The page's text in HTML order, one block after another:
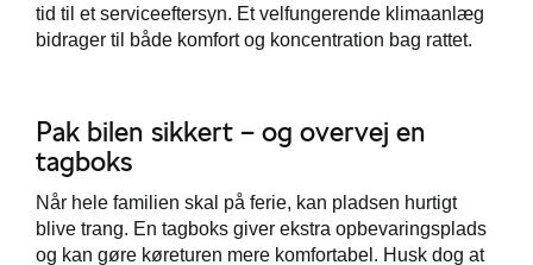
tid til et serviceeftersyn. Et velfungerende klimaanlæg
bidrager til både komfort og koncentration bag rattet.
Pak bilen sikkert – og overvej en
tagboks
Når hele familien skal på ferie, kan pladsen hurtigt
blive trang. En tagboks giver ekstra opbevaringsplads
og kan gøre køreturen mere komfortabel. Husk dog at